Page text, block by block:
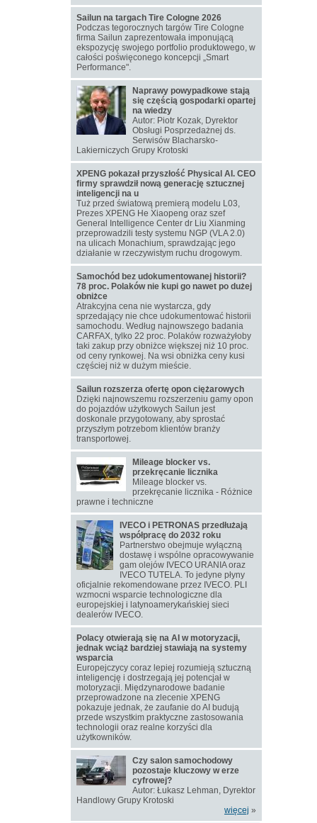
Sailun na targach Tire Cologne 2026
Podczas tegorocznych targów Tire Cologne
firma Sailun zaprezentowała imponującą
ekspozycję swojego portfolio produktowego, w
całości poświęconego koncepcji „Smart
Performance".
Naprawy powypadkowe stają
się częścią gospodarki opartej
na wiedzy
Autor: Piotr Kozak, Dyrektor
Obsługi Posprzedażnej ds.
Serwisów Blacharsko-
Lakierniczych Grupy Krotoski
XPENG pokazał przyszłość Physical AI. CEO
firmy sprawdził nową generację sztucznej
inteligencji na u
Tuż przed światową premierą modelu L03,
Prezes XPENG He Xiaopeng oraz szef
General Intelligence Center dr Liu Xianming
przeprowadzili testy systemu NGP (VLA 2.0)
na ulicach Monachium, sprawdzając jego
działanie w rzeczywistym ruchu drogowym.
Samochód bez udokumentowanej historii?
78 proc. Polaków nie kupi go nawet po dużej
obniżce
Atrakcyjna cena nie wystarcza, gdy
sprzedający nie chce udokumentować historii
samochodu. Według najnowszego badania
CARFAX, tylko 22 proc. Polaków rozważyłoby
taki zakup przy obniżce większej niż 10 proc.
od ceny rynkowej. Na wsi obniżka ceny kusi
częściej niż w dużym mieście.
Sailun rozszerza ofertę opon ciężarowych
Dzięki najnowszemu rozszerzeniu gamy opon
do pojazdów użytkowych Sailun jest
doskonale przygotowany, aby sprostać
przyszłym potrzebom klientów branży
transportowej.
Mileage blocker vs.
przekręcanie licznika
Mileage blocker vs.
przekręcanie licznika - Różnice
prawne i techniczne
IVECO i PETRONAS przedłużają
współpracę do 2032 roku
Partnerstwo obejmuje wyłączną
dostawę i wspólne opracowywanie
gam olejów IVECO URANIA oraz
IVECO TUTELA. To jedyne płyny
oficjalnie rekomendowane przez IVECO. PLI
wzmocni wsparcie technologiczne dla
europejskiej i latynoamerykańskiej sieci
dealerów IVECO.
Polacy otwierają się na AI w motoryzacji,
jednak wciąż bardziej stawiają na systemy
wsparcia
Europejczycy coraz lepiej rozumieją sztuczną
inteligencję i dostrzegają jej potencjał w
motoryzacji. Międzynarodowe badanie
przeprowadzone na zlecenie XPENG
pokazuje jednak, że zaufanie do AI budują
przede wszystkim praktyczne zastosowania
technologii oraz realne korzyści dla
użytkowników.
Czy salon samochodowy
pozostaje kluczowy w erze
cyfrowej?
Autor: Łukasz Lehman, Dyrektor
Handlowy Grupy Krotoski
więcej »